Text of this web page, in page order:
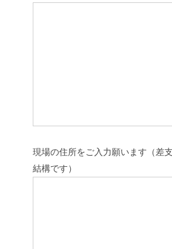
現場の住所をご入力願います（差
結構です）